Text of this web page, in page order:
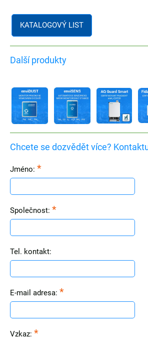
KATALOGOVÝ LIST
Další produkty
Chcete se dozvědět více?
Jméno: *
Společnost: *
Tel. kontakt:
E-mail adresa: *
Vzkaz: *